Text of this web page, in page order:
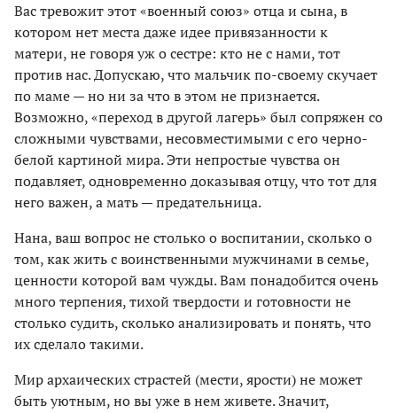
Вас тревожит этот «военный союз» отца и сына, в
котором нет места даже идее привязанности к
матери, не говоря уж о сестре: кто не с нами, тот
против нас. Допускаю, что мальчик по-своему скучает
по маме — но ни за что в этом не признается.
Возможно, «переход в другой лагерь» был сопряжен со
сложными чувствами, несовместимыми с его черно-
белой картиной мира. Эти непростые чувства он
подавляет, одновременно доказывая отцу, что тот для
него важен, а мать — предательница.
Нана, ваш вопрос не столько о воспитании, сколько о
том, как жить с воинственными мужчинами в семье,
ценности которой вам чужды. Вам понадобится очень
много терпения, тихой твердости и готовности не
столько судить, сколько анализировать и понять, что
их сделало такими.
Мир архаических страстей (мести, ярости) не может
быть уютным, но вы уже в нем живете. Значит,